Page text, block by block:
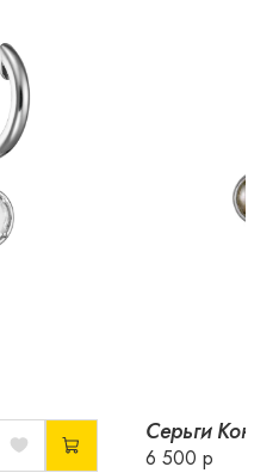
6 500 р